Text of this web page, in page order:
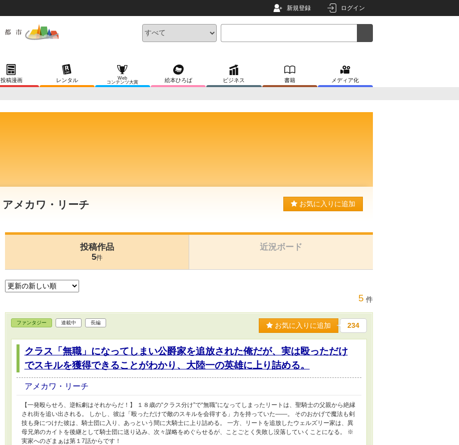
新規登録 ログイン
投稿漫画 レンタル
Web
コンテンツ大賞
絵本ひろば ビジネス 書籍 メディア化
アメカワ・リーチ お気に入りに追加
投稿作品
5件
近況ボード
5 件
ファンタジー 連載中 長編 お気に入りに追加 234
クラス「無職」になってしまい公爵家を追放された俺だが、実は殴っただけ
でスキルを獲得できることがわかり、大陸一の英雄に上り詰める。
アメカワ・リーチ
【一発殴らせろ、逆転劇はそれからだ！】 １８歳の“クラス分け”で“無職”になってしまったリートは、聖騎士の父親から絶縁
され街を追い出される。 しかし、彼は「殴っただけで敵のスキルを会得する」力を持っていた――。 そのおかげで魔法も剣
技も身につけた彼は、騎士団に入り、あっという間に大騎士に上り詰める。 一方、リートを追放したウェルズリー家は、異
母兄弟のカイトを後継として騎士団に送り込み、次々謀略をめぐらせるが、ことごとく失敗し没落していくことになる。 ※
実家へのざまぁは第１7話からです！